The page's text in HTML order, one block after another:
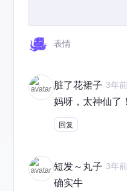
表情
脏了花裙子 3年前
妈呀，太神仙了
回复
短发～丸子 3年前
确实牛